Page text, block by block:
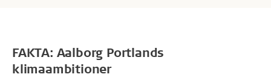
FAKTA: Aalborg Portlands
klimaambitioner